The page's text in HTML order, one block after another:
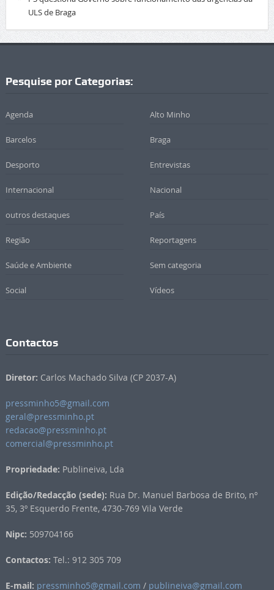
ULS de Braga
Pesquise por Categorias:
Agenda Alto Minho
Barcelos Braga
Desporto Entrevistas
Internacional Nacional
outros destaques País
Região Reportagens
Saúde e Ambiente Sem categoria
Social Vídeos
Contactos
Diretor: Carlos Machado Silva (CP 2037-A)
pressminho5@gmail.com
geral@pressminho.pt
redacao@pressminho.pt
comercial@pressminho.pt
Propriedade: Publineiva, Lda
Edição/Redacção (sede): Rua Dr. Manuel Barbosa de Brito, nº
35, 3º Esquerdo Frente, 4730-769 Vila Verde
Nipc: 509704166
Contactos: Tel.: 912 305 709
E-mail: pressminho5@gmail.com / publineiva@gmail.com